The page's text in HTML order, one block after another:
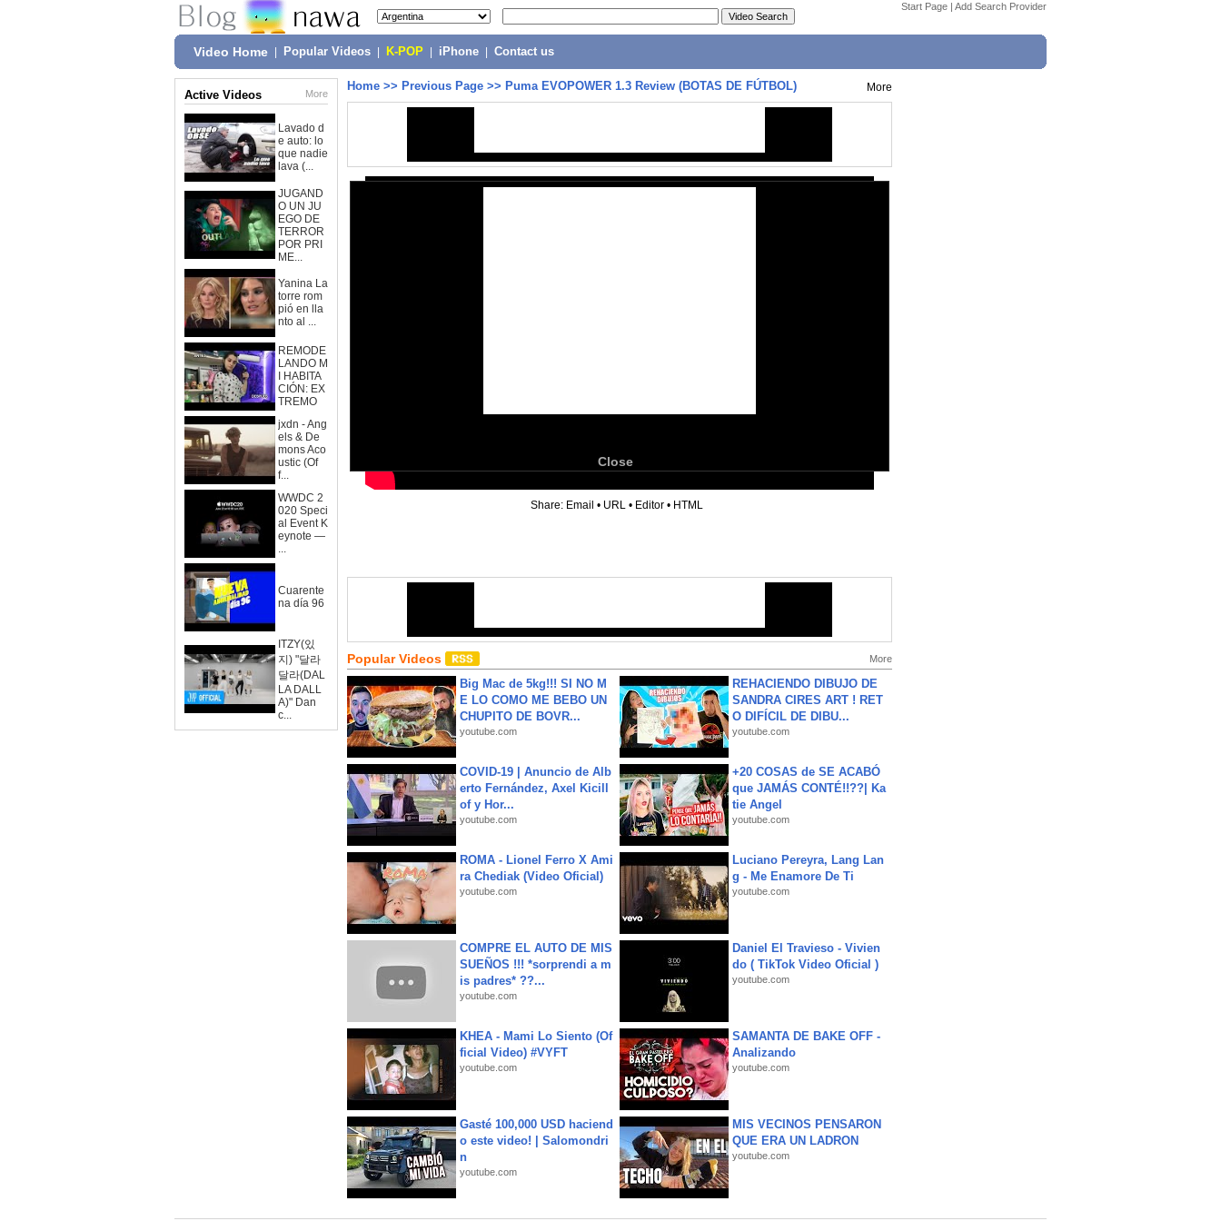
Start Page | Add Search Provider
Video Home Popular Videos K-POP iPhone Contact us
Active Videos More
Lavado d
e auto: lo
que nadie
lava (...
JUGAND
O UN JU
EGO DE
TERROR
POR PRI
ME...
Yanina La
torre rom
pió en lla
nto al ...
REMODE
LANDO M
I HABITA
CIÓN: EX
TREMO
jxdn - Ang
els & De
mons Aco
ustic (Of
f...
WWDC 2
020 Speci
al Event K
eynote —
...
Cuarente
na día 96
ITZY(있
지) "달라
달라(DAL
LA DALL
A)" Dan
c...
Home >> Previous Page >> Puma EVOPOWER 1.3 Review (BOTAS DE FÚTBOL) More
Close
Share: Email • URL • Editor • HTML
Popular Videos More
Big Mac de 5kg!!! SI NO M
E LO COMO ME BEBO UN
CHUPITO DE BOVR...
youtube.com
REHACIENDO DIBUJO DE
SANDRA CIRES ART ! RET
O DIFÍCIL DE DIBU...
youtube.com
COVID-19 | Anuncio de Alb
erto Fernández, Axel Kicill
of y Hor...
youtube.com
+20 COSAS de SE ACABÓ
que JAMÁS CONTÉ!!??| Ka
tie Angel
youtube.com
ROMA - Lionel Ferro X Ami
ra Chediak (Video Oficial)
youtube.com
Luciano Pereyra, Lang Lan
g - Me Enamore De Ti
youtube.com
COMPRE EL AUTO DE MIS
SUEÑOS !!! *sorprendi a m
is padres* ??...
youtube.com
Daniel El Travieso - Vivien
do ( TikTok Video Oficial )
youtube.com
KHEA - Mami Lo Siento (Of
ficial Video) #VYFT
youtube.com
SAMANTA DE BAKE OFF -
Analizando
youtube.com
Gasté 100,000 USD haciend
o este video! | Salomondri
n
youtube.com
MIS VECINOS PENSARON
QUE ERA UN LADRON
youtube.com